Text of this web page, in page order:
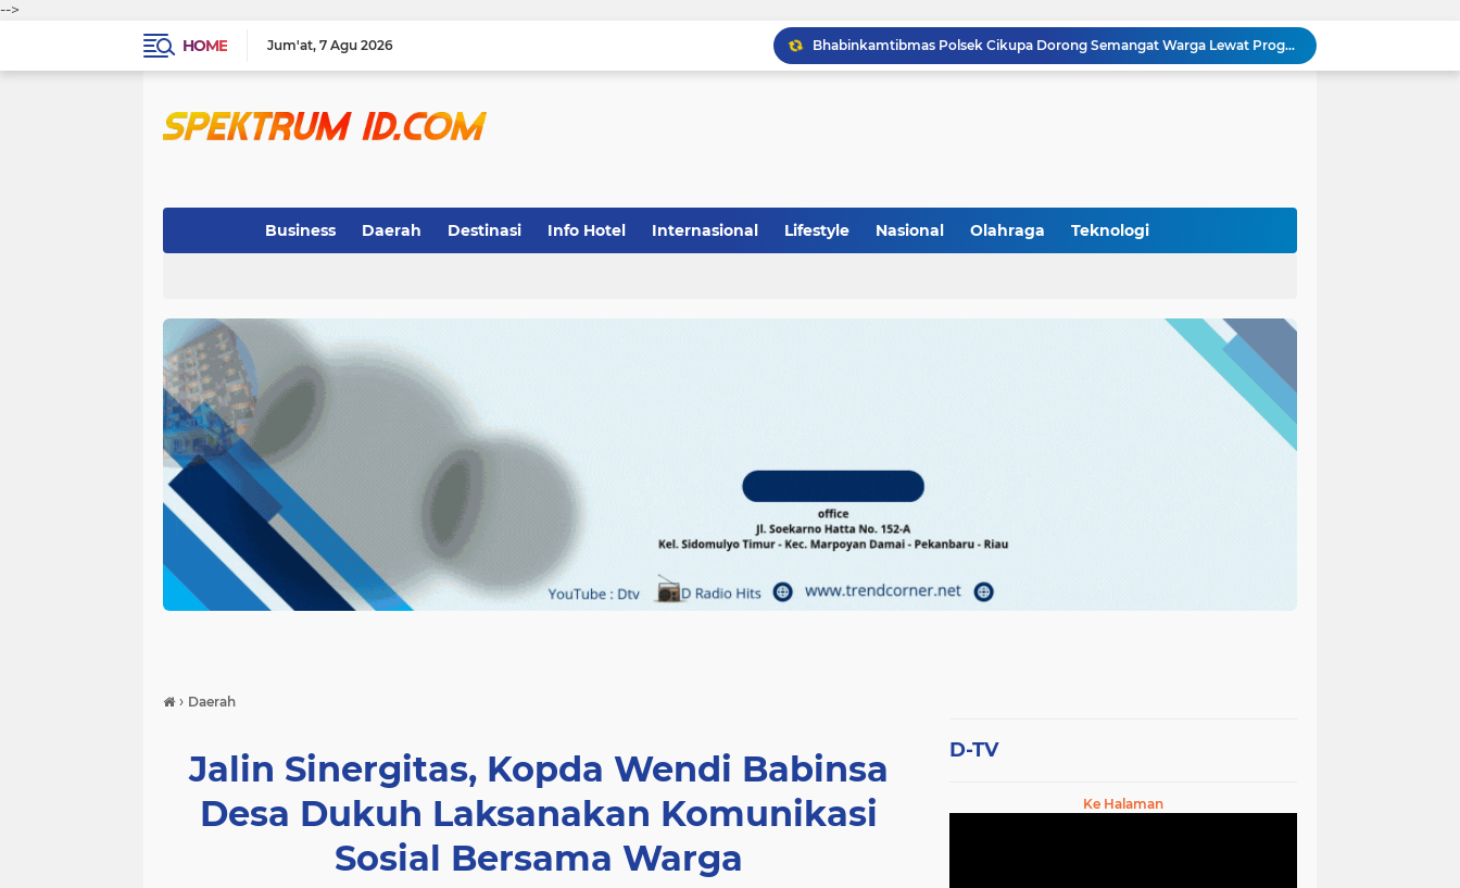
-->
HOME
Jum'at 7 Agu 2026
Bhabinkamtibmas Polsek Cikupa Dorong Semangat Warga Lewat Program Polisi Peduli Pengangguran di Desa Cibadak
Polisi Peduli Pendidikan, Kasat Binmas Polresta Tangerang Jadi Pembina Upacara di SMA IT Smart Syahida Cikupa
Bhabinkamtibmas Kelurahan Sukamulya Sambangi Tokoh Masyarakat, Perkuat Sinergi Jaga Kamtibmas
Business Daerah Destinasi Info Hotel Internasional Lifestyle Nasional Olahraga Teknologi
› Daerah
Jalin Sinergitas, Kopda Wendi Babinsa
Desa Dukuh Laksanakan Komunikasi
Sosial Bersama Warga
D-TV
Ke Halaman